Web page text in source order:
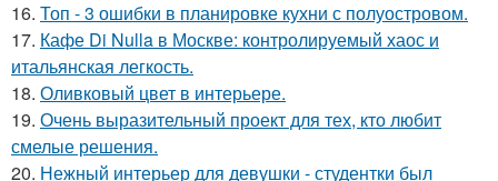
16. Топ - 3 ошибки в планировке кухни с полуостровом.
17. Кафе Di Nulla в Москве: контролируемый хаос и
итальянская легкость.
18. Оливковый цвет в интерьере.
19. Очень выразительный проект для тех, кто любит
смелые решения.
20. Нежный интерьер для девушки - студентки был